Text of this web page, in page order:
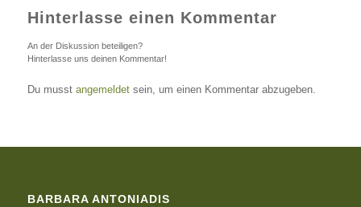
Hinterlasse einen Kommentar
An der Diskussion beteiligen?
Hinterlasse uns deinen Kommentar!
Du musst angemeldetsein, um einen Kommentar abzugeben.
BARBARA ANTONIADIS